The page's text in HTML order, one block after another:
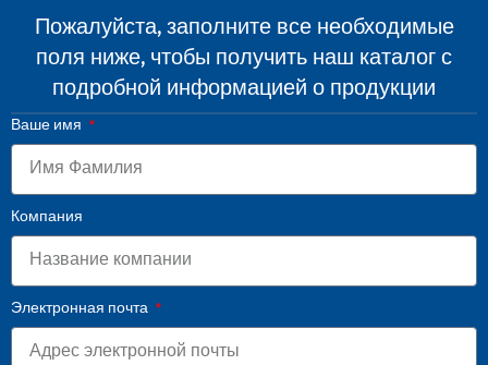
Пожалуйста, заполните все необходимые
поля ниже, чтобы получить наш каталог с
подробной информацией о продукции
Ваше имя
Компания
Электронная почта